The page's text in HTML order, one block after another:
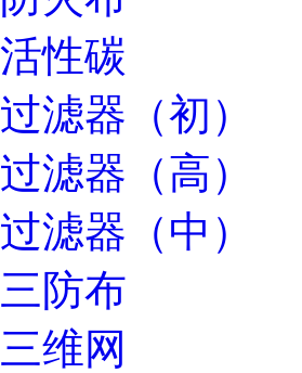
活性碳
过滤器（初）
过滤器（高）
过滤器（中）
三防布
三维网